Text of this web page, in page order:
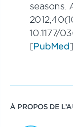
seasons.
10.1177/
[PubMed
À PROPOS DE